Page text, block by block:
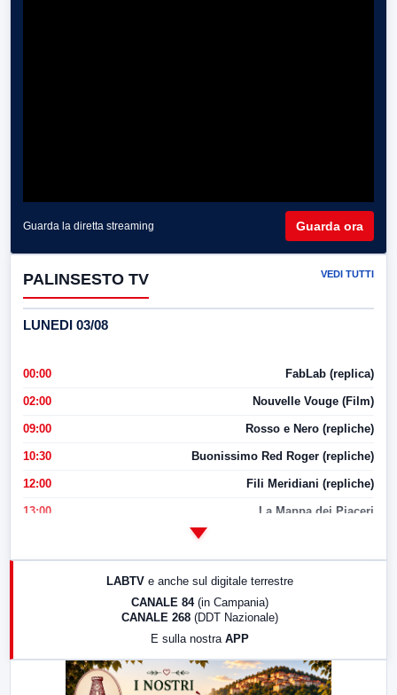
Guarda la diretta streaming Guarda ora
PALINSESTO TV VEDI TUTTI
LUNEDI 03/08
00:00 FabLab (replica)
02:00 Nouvelle Vouge (Film)
09:00 Rosso e Nero (repliche)
10:30 Buonissimo Red Roger (repliche)
12:00 Fili Meridiani (repliche)
13:00 La Mappa dei Piaceri
LabNews (replica)
LABTV e anche sul digitale terrestre
CANALE 84 (in Campania)
CANALE 268 (DDT Nazionale)
E sulla nostra APP